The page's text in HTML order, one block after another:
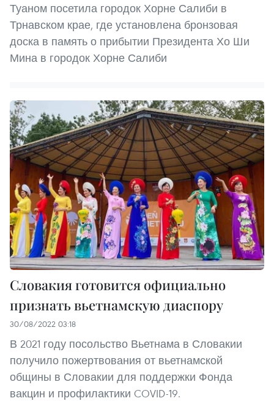
Туаном посетила городок Хорне Салиби в
Трнавском крае, где установлена бронзовая
доска в память о прибытии Президента Хо Ши
Мина в городок Хорне Салиби
Словакия готовится официально
признать вьетнамскую диаспору
30/08/2022 03:18
В 2021 году посольство Вьетнама в Словакии
получило пожертвования от вьетнамской
общины в Словакии для поддержки Фонда
вакцин и профилактики COVID-19.